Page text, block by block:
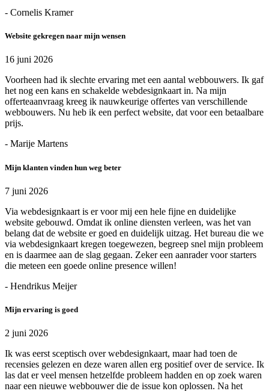
- Cornelis Kramer
Website gekregen naar mijn wensen
16 juni 2026
Voorheen had ik slechte ervaring met een aantal webbouwers. Ik gaf
het nog een kans en schakelde webdesignkaart in. Na mijn
offerteaanvraag kreeg ik nauwkeurige offertes van verschillende
webbouwers. Nu heb ik een perfect website, dat voor een betaalbare
prijs.
- Marije Martens
Mijn klanten vinden hun weg beter
7 juni 2026
Via webdesignkaart is er voor mij een hele fijne en duidelijke
website gebouwd. Omdat ik online diensten verleen, was het van
belang dat de website er goed en duidelijk uitzag. Het bureau die we
via webdesignkaart kregen toegewezen, begreep snel mijn probleem
en is daarmee aan de slag gegaan. Zeker een aanrader voor starters
die meteen een goede online presence willen!
- Hendrikus Meijer
Mijn ervaring is goed
2 juni 2026
Ik was eerst sceptisch over webdesignkaart, maar had toen de
recensies gelezen en deze waren allen erg positief over de service. Ik
las dat er veel mensen hetzelfde probleem hadden en op zoek waren
naar een nieuwe webbouwer die de issue kon oplossen. Na het